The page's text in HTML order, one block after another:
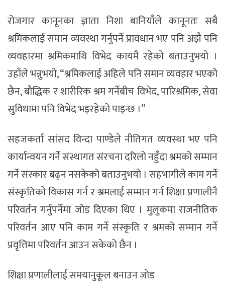
रोजगार कानूनका ज्ञाता निशा बानियाँले कानूनतः सबै
श्रमिकलाई समान व्यवस्था गर्नुपर्ने प्रावधान भए पनि अझै पनि
व्यवहारमा श्रमिकमाथि विभेद कायमै रहेको बताउनुभयो ।
उहाँले भन्नुभयो, “श्रमिकलाई अहिले पनि समान व्यवहार भएको
छैन, बौद्धिक र शारीरिक श्रम गर्नेबीच विभेद, पारिश्रमिक, सेवा
सुविधामा पनि विभेद भइरहेको पाइन्छ ।”
सहजकर्ता सांसद विन्दा पाण्डेले नीतिगत व्यवस्था भए पनि
कार्यान्वयन गर्ने संस्थागत संरचना दरिलो नहुँदा श्रमको सम्मान
गर्ने संस्कार बढ्न नसकेको बताउनुभयो । सहभागीले काम गर्ने
संस्कृतिको विकास गर्न र श्रमलाई सम्मान गर्न शिक्षा प्रणालीनै
परिवर्तन गर्नुपर्नेमा जोड दिएका थिए । मुलुकमा राजनीतिक
परिवर्तन आए पनि काम गर्ने संस्कृति र श्रमको सम्मान गर्ने
प्रवृत्तिमा परिवर्तन आउन सकेको छैन ।
शिक्षा प्रणालीलाई समयानुकूल बनाउन जोड